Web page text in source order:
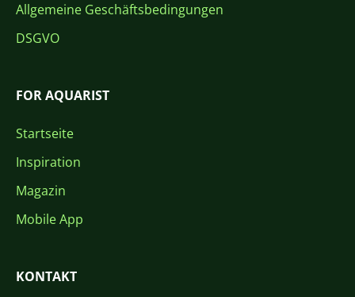
Allgemeine Geschäftsbedingungen
DSGVO
FOR AQUARIST
Startseite
Inspiration
Magazin
Mobile App
KONTAKT